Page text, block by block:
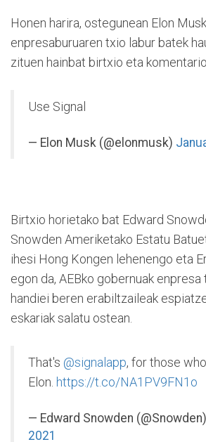
Honen harira, ostegunean Elon
enpresaburuaren txio labur batek
zituen hainbat birtxio eta
Use Signal
— Elon Musk (@elonmusk)
Birtxio horietako bat Edward
Snowden Ameriketako Estatu
ihesi Hong Kongen lehenengo eta
egon da, AEBko gobernuak
handiei beren erabiltzaileak
eskariak salatu ostean.
That's @signalapp, for those
Elon. https://t.co/NA1PV9FN1o
— Edward Snowden (@Snowden)
2021